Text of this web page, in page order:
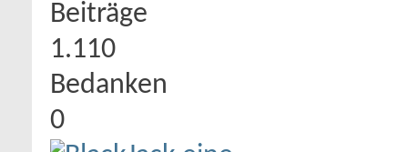
Beiträge
1.110
Bedanken
0